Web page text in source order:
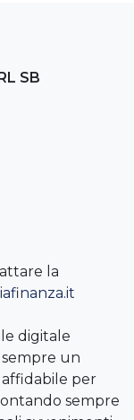
SB
la
digitale
sempre un
per
sempre